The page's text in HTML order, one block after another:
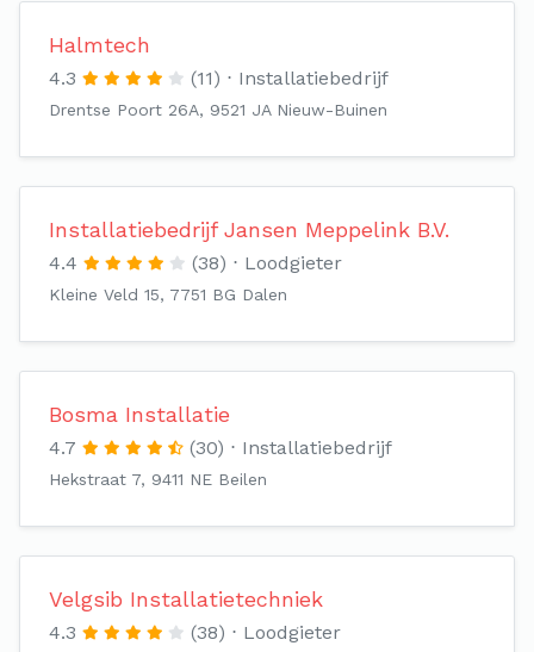
Halmtech
4.3 (11) Installatiebedrijf
Drentse Poort 26A, 9521 JA Nieuw-Buinen
Installatiebedrijf Jansen Meppelink B.V.
4.4 (38) Loodgieter
Kleine Veld 15, 7751 BG Dalen
Bosma Installatie
4.7 (30) Installatiebedrijf
Hekstraat 7, 9411 NE Beilen
Velgsib Installatietechniek
4.3 (38) Loodgieter